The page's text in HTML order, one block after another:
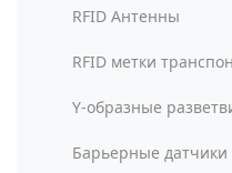
RFID Антенны
RFID метки
Y-образные
Барьерные датчики